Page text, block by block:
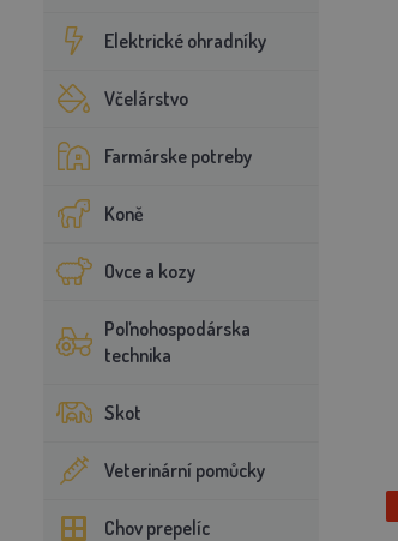
Elektrické ohradníky
Včelárstvo
Farmárske potreby
Koně
Ovce a kozy
Poľnohospodárska
technika
Skot
Veterinární pomůcky
Chov prepelíc